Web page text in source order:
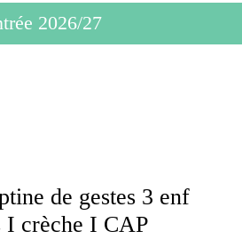
2026/27
de gestes 3 enf
I crèche I CAP